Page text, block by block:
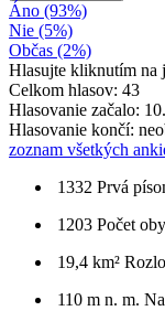
Áno (93%)
Nie (5%)
Občas (2%)
Hlasujte kliknutím na
Celkom hlasov: 43
Hlasovanie začalo:
Hlasovanie končí:
zoznam všetkých
1332 Prvá
1203 Počet
19,4 km²
110 m n. m.